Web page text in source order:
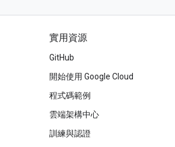
實用資源
GitHub
開始使用 Google Cloud
程式碼範例
雲端架構中心
訓練與認證